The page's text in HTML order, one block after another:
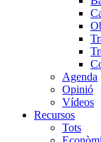
Agenda
Opinió
Vídeos
Recursos
Tots